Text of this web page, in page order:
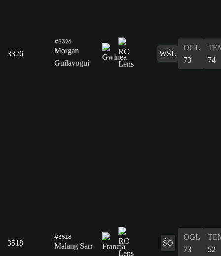
3326
#3326
Morgan
Guilavogui
WŚL
OGL
73
74
3518
#3518
Malang Sarr ŚO
OGL
73
52